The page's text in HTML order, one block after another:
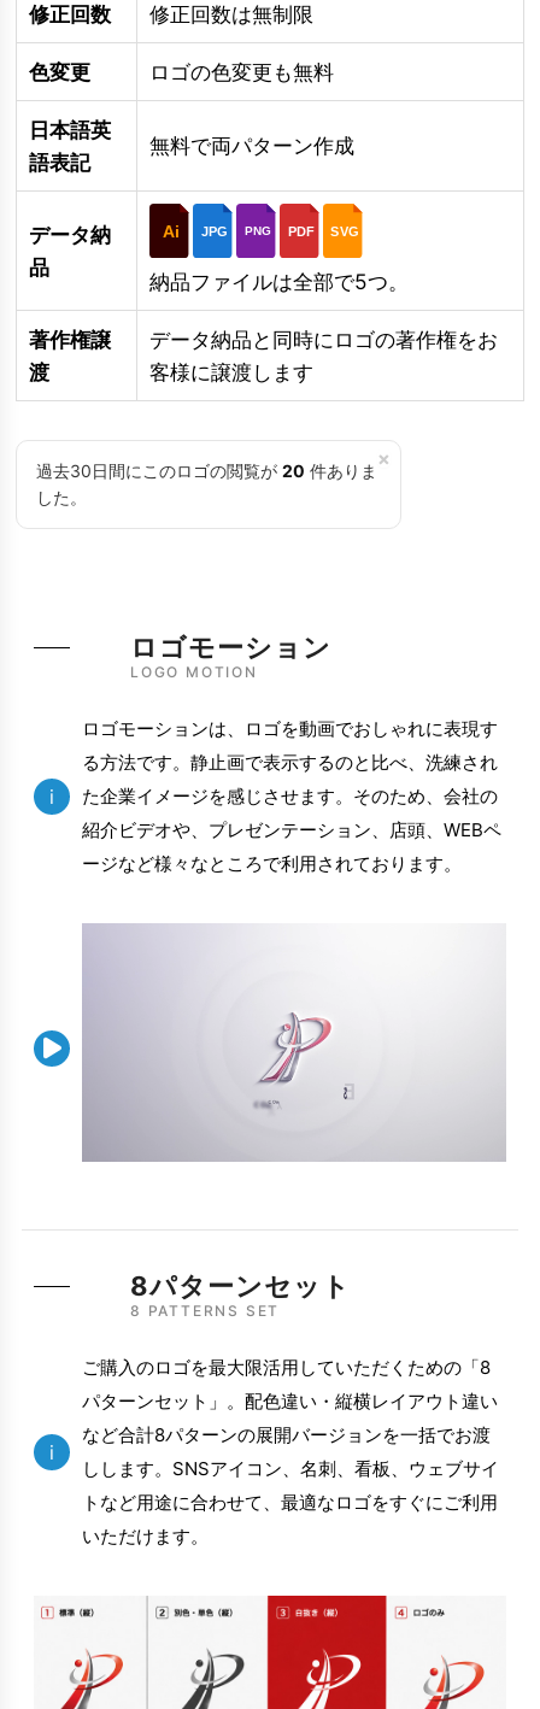
修正回数 修正回数は無制限
色変更 ロゴの色変更も無料
日本語英
語表記
無料で両パターン作成
データ納
品
Ai JPG PNG PDF SVG
納品ファイルは全部で5つ。
著作権譲
渡
データ納品と同時にロゴの著作権をお
客様に譲渡します
×
過去30日間にこのロゴの閲覧が 20 件ありま
した。
ロゴモーション
LOGO MOTION
i
ロゴモーションは、ロゴを動画でおしゃれに表現す
る方法です。静止画で表示するのと比べ、洗練され
た企業イメージを感じさせます。そのため、会社の
紹介ビデオや、プレゼンテーション、店頭、WEBペ
ージなど様々なところで利用されております。

8パターンセット
8 PATTERNS SET
i
ご購入のロゴを最大限活用していただくための「8
パターンセット」。配色違い・縦横レイアウト違い
など合計8パターンの展開バージョンを一括でお渡
しします。SNSアイコン、名刺、看板、ウェブサイ
トなど用途に合わせて、最適なロゴをすぐにご利用
いただけます。